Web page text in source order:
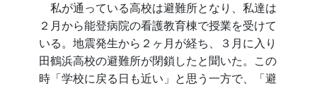
私が通っている高校は避難所となり、私達は
２月から能登病院の看護教育棟で授業を受けて
いる。地震発生から２ヶ月が経ち、３月に入り
田鶴浜高校の避難所が閉鎖したと聞いた。この
時「学校に戻る日も近い」と思う一方で、「避